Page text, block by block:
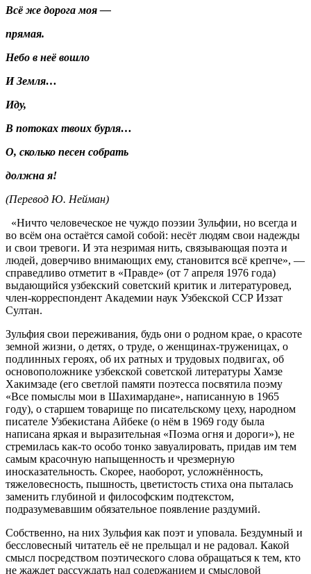
Всё же дорога моя —
прямая.
Небо в неё вошло
И Земля…
Иду,
В потоках твоих бурля…
О, сколько песен собрать
должна я!
(Перевод Ю. Нейман)
«Ничто человеческое не чуждо поэзии Зульфии, но всегда и
во всём она остаётся самой собой: несёт людям свои надежды
и свои тревоги. И эта незримая нить, связывающая поэта и
людей, доверчиво внимающих ему, становится всё крепче», —
справедливо отметит в «Правде» (от 7 апреля 1976 года)
выдающийся узбекский советский критик и литературовед,
член-корреспондент Академии наук Узбекской ССР Иззат
Султан.
Зульфия свои переживания, будь они о родном крае, о красоте
земной жизни, о детях, о труде, о женщинах-труженицах, о
подлинных героях, об их ратных и трудовых подвигах, об
основоположнике узбекской советской литературы Хамзе
Хакимзаде (его светлой памяти поэтесса посвятила поэму
«Все помыслы мои в Шахимардане», написанную в 1965
году), о старшем товарище по писательскому цеху, народном
писателе Узбекистана Айбеке (о нём в 1969 году была
написана яркая и выразительная «Поэма огня и дороги»), не
стремилась как-то особо тонко завуалировать, придав им тем
самым красочную напыщенность и чрезмерную
иносказательность. Скорее, наоборот, усложнённость,
тяжеловесность, пышность, цветистость стиха она пыталась
заменить глубиной и философским подтекстом,
подразумевавшим обязательное появление раздумий.
Собственно, на них Зульфия как поэт и уповала. Бездумный и
бессловесный читатель её не прельщал и не радовал. Какой
смысл посредством поэтического слова обращаться к тем, кто
не жаждет рассуждать над содержанием и смысловой